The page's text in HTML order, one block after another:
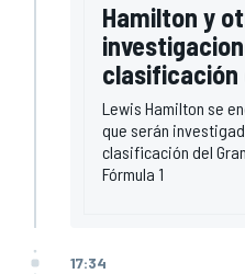
Hamilton y
clasificación
Lewis Hamilton se
que serán
clasificación del
Fórmula 1
17:34